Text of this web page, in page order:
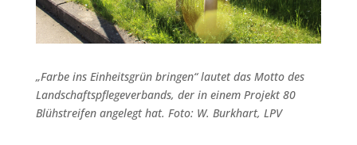
„Farbe ins Einheitsgrün bringen“ lautet das Motto des
Landschaftspflegeverbands, der in einem Projekt 80
Blühstreifen angelegt hat. Foto: W. Burkhart, LPV